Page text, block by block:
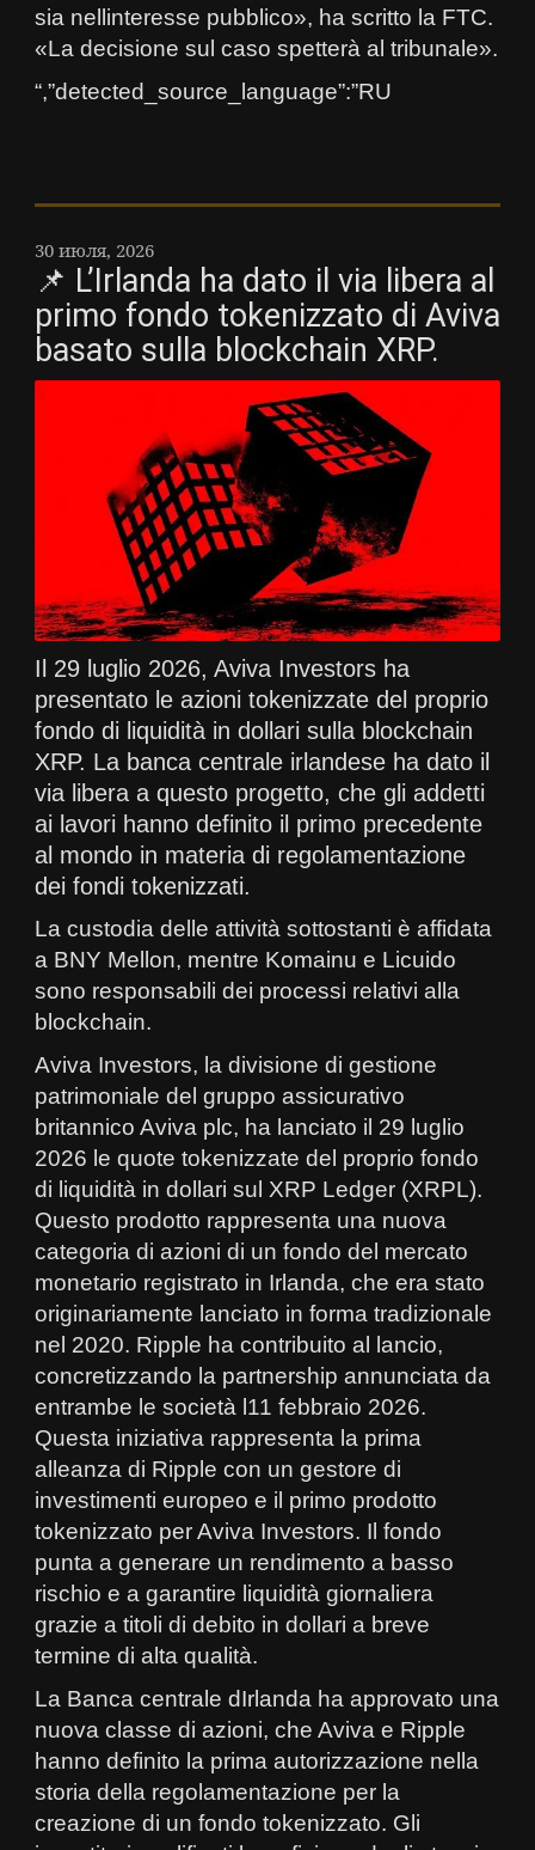
sia nellinteresse pubblico», ha scritto la FTC.
«La decisione sul caso spetterà al tribunale».
“,”detected_source_language”:”RU
30 июля, 2026
📌 L’Irlanda ha dato il via libera al
primo fondo tokenizzato di Aviva
basato sulla blockchain XRP.
Il 29 luglio 2026, Aviva Investors ha
presentato le azioni tokenizzate del proprio
fondo di liquidità in dollari sulla blockchain
XRP. La banca centrale irlandese ha dato il
via libera a questo progetto, che gli addetti
ai lavori hanno definito il primo precedente
al mondo in materia di regolamentazione
dei fondi tokenizzati.
La custodia delle attività sottostanti è affidata
a BNY Mellon, mentre Komainu e Licuido
sono responsabili dei processi relativi alla
blockchain.
Aviva Investors, la divisione di gestione
patrimoniale del gruppo assicurativo
britannico Aviva plc, ha lanciato il 29 luglio
2026 le quote tokenizzate del proprio fondo
di liquidità in dollari sul XRP Ledger (XRPL).
Questo prodotto rappresenta una nuova
categoria di azioni di un fondo del mercato
monetario registrato in Irlanda, che era stato
originariamente lanciato in forma tradizionale
nel 2020. Ripple ha contribuito al lancio,
concretizzando la partnership annunciata da
entrambe le società l11 febbraio 2026.
Questa iniziativa rappresenta la prima
alleanza di Ripple con un gestore di
investimenti europeo e il primo prodotto
tokenizzato per Aviva Investors. Il fondo
punta a generare un rendimento a basso
rischio e a garantire liquidità giornaliera
grazie a titoli di debito in dollari a breve
termine di alta qualità.
La Banca centrale dIrlanda ha approvato una
nuova classe di azioni, che Aviva e Ripple
hanno definito la prima autorizzazione nella
storia della regolamentazione per la
creazione di un fondo tokenizzato. Gli